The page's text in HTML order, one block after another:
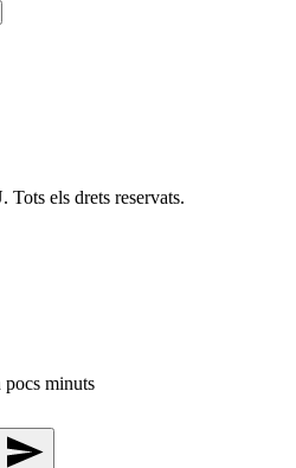
els drets reservats.
pocs minuts